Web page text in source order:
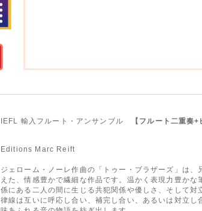
IEFL 輸入フルート・アンサンブル 【フルート二重奏+
Editions Marc Reift
ジェローム・ノーレ作曲の「トゥー・ブラザーズ」は、
えた、情感豊かで繊細な作品です。温かく表現力豊かな
係にある二人の間に生じる共犯関係や優しさ、そして対
律線は互いに呼応し合い、補完し合い、あるいは対立し